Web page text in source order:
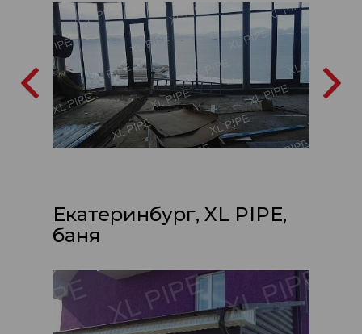
Екатеринбург, XL PIPE,
баня